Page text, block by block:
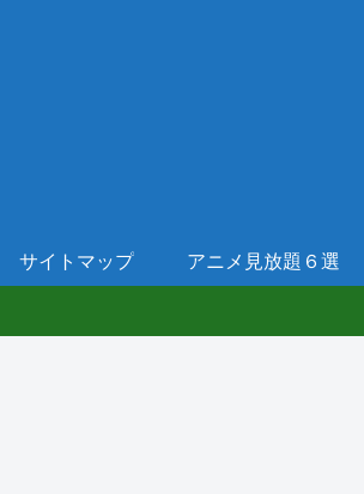
サイトマップ アニメ見放題６選